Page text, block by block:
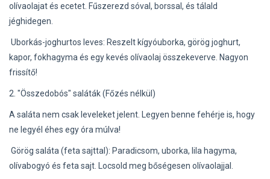
olívaolajat és ecetet. Fűszerezd sóval, borssal, és tálald
jéghidegen.
Uborkás-joghurtos leves: Reszelt kígyóuborka, görög joghurt,
kapor, fokhagyma és egy kevés olívaolaj összekeverve. Nagyon
frissítő!
2. "Összedobós" saláták (Főzés nélkül)
A saláta nem csak leveleket jelent. Legyen benne fehérje is, hogy
ne legyél éhes egy óra múlva!
Görög saláta (feta sajttal): Paradicsom, uborka, lila hagyma,
olívabogyó és feta sajt. Locsold meg bőségesen olívaolajjal.